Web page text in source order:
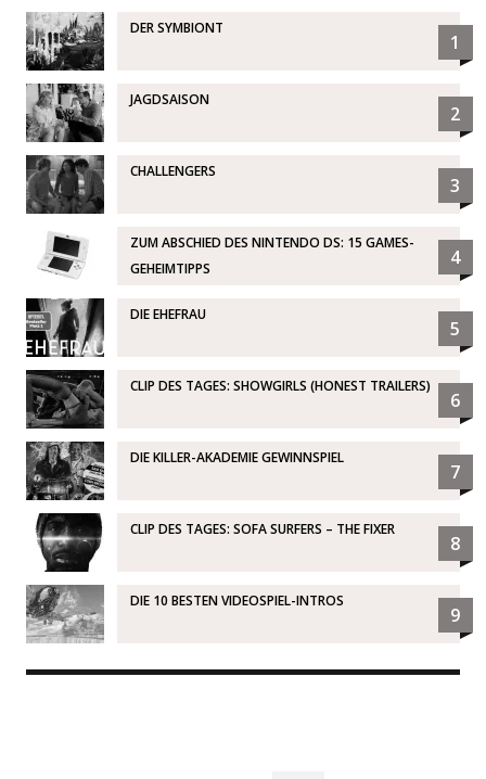
DER SYMBIONT
1
JAGDSAISON
2
CHALLENGERS
3
ZUM ABSCHIED DES NINTENDO DS: 15 GAMES-
GEHEIMTIPPS
4
DIE EHEFRAU
5
CLIP DES TAGES: SHOWGIRLS (HONEST TRAILERS)
6
DIE KILLER-AKADEMIE GEWINNSPIEL
7
CLIP DES TAGES: SOFA SURFERS – THE FIXER
8
DIE 10 BESTEN VIDEOSPIEL-INTROS
9